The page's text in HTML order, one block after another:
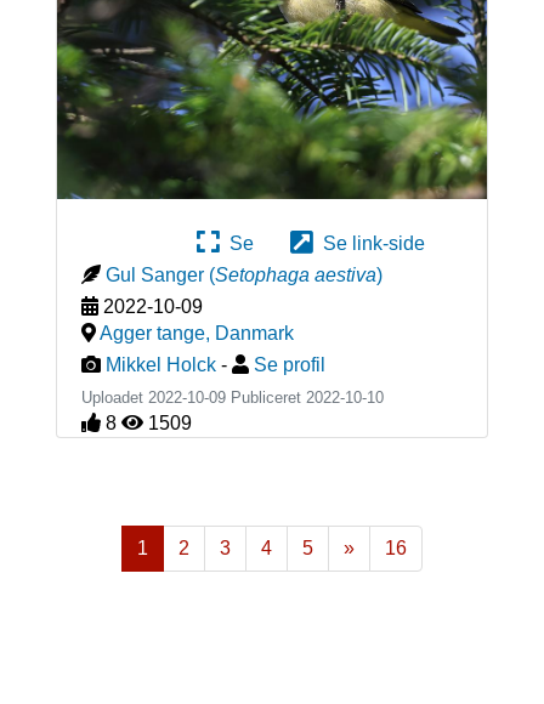
Se
Se link-side
Gul Sanger (Setophaga aestiva)
2022-10-09
Agger tange, Danmark
Mikkel Holck - Se profil
Uploadet 2022-10-09 Publiceret 2022-10-10
8 1509
1 2 3 4 5
»
Næste
16